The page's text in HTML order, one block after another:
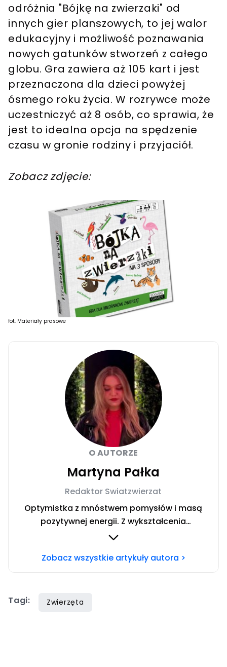
odróżnia "Bójkę na zwierzaki" od
innych gier planszowych, to jej walor
edukacyjny i możliwość poznawania
nowych gatunków stworzeń z całego
globu. Gra zawiera aż 105 kart i jest
przeznaczona dla dzieci powyżej
ósmego roku życia. W rozrywce może
uczestniczyć aż 8 osób, co sprawia, że
jest to idealna opcja na spędzenie
czasu w gronie rodziny i przyjaciół.
Zobacz zdjęcie:
fot. Materiały prasowe
O AUTORZE
Martyna Pałka
Redaktor Swiatzwierzat
Optymistka z mnóstwem pomysłów i masą
pozytywnej energii. Z wykształcenia
absolwentka Dziennikarstwa i Komunikacji
zaciekawieniem śledzę wszystkie wydarzenia
zdrowym odżywianiem.
Zobacz wszystkie artykuły autora >
Tagi: Zwierzęta